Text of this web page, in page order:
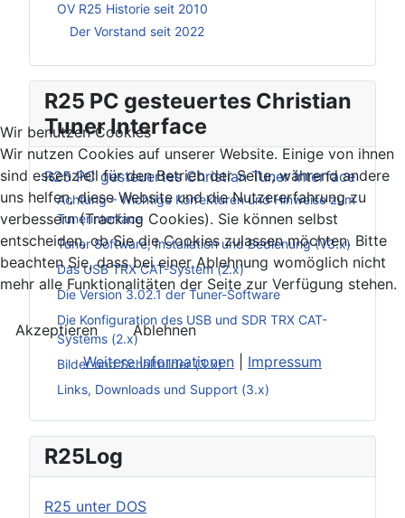
OV R25 Historie seit 2010
Der Vorstand seit 2022
R25 PC gesteuertes Christian
Tuner Interface
R25 PC gesteuertes Christian Tuner Interface
Achtung – Wichtige Korrekturen und Hinweise zum
Tunerinterface
Tuner Software, Installation und Bedienung (V3.x)
Das USB TRX CAT-System (2.x)
Die Version 3.02.1 der Tuner-Software
Die Konfiguration des USB und SDR TRX CAT-
Systems (2.x)
Bilder und Schaltbilder (3.x)
Links, Downloads und Support (3.x)
R25Log
R25 unter DOS
Wir benutzen Cookies
Wir nutzen Cookies auf unserer Website. Einige von ihnen
sind essenziell für den Betrieb der Seite, während andere
uns helfen, diese Website und die Nutzererfahrung zu
verbessern (Tracking Cookies). Sie können selbst
entscheiden, ob Sie die Cookies zulassen möchten. Bitte
beachten Sie, dass bei einer Ablehnung womöglich nicht
mehr alle Funktionalitäten der Seite zur Verfügung stehen.
Akzeptieren
Ablehnen
Weitere Informationen
Impressum